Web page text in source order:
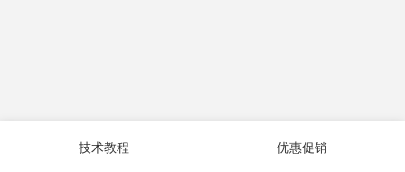
技术教程 优惠促销